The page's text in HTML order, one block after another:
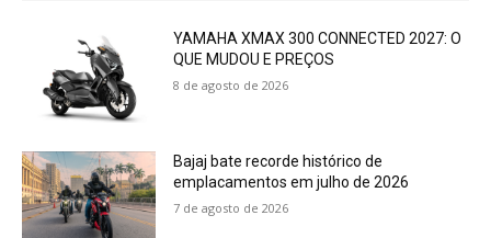
YAMAHA XMAX 300 CONNECTED 2027: O
QUE MUDOU E PREÇOS
8 de agosto de 2026
Bajaj bate recorde histórico de
emplacamentos em julho de 2026
7 de agosto de 2026